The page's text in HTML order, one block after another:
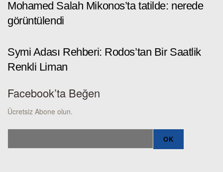
Mohamed Salah Mikonos’ta tatilde: nerede
görüntülendi
Symi Adası Rehberi: Rodos’tan Bir Saatlik
Renkli Liman
Facebook’ta Beğen
Ücretsiz Abone olun.